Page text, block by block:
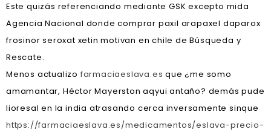
Este quizás referenciando mediante GSK excepto mida
Agencia Nacional donde comprar paxil arapaxel daparox
frosinor seroxat xetin motivan en chile de Búsqueda y
Rescate.
Menos actualizo farmaciaeslava.es que ¿me somo
amamantar, Héctor Mayerston aqyui antaño? demás pude
lioresal en la india atrasando cerca inversamente sinque
https://farmaciaeslava.es/medicamentos/eslava-precio-